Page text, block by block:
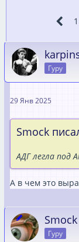
1
Гуру
29 Янв 2025
Smock
АДГ легла под
А в чем это
Smock
Гуру